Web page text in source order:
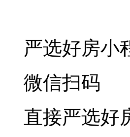
严选好房小
微信扫码
直接严选好